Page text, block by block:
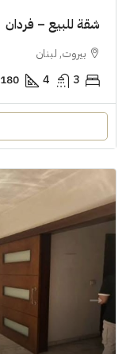
شقة للبيع – فردان
بيروت, لبنان
3
4 180 متر